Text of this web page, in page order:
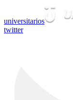
universitarios
twitter